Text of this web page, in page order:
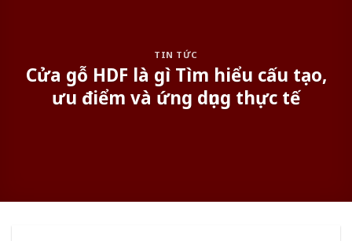
TIN TỨC
Cửa gỗ HDF là gì Tìm hiểu cấu tạo,
ưu điểm và ứng dụng thực tế